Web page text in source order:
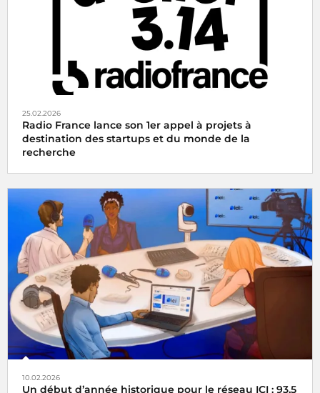
25.02.2026
Radio France lance son 1er appel à projets à
destination des startups et du monde de la
recherche
10.02.2026
Un début d’année historique pour le réseau ICI : 93,5